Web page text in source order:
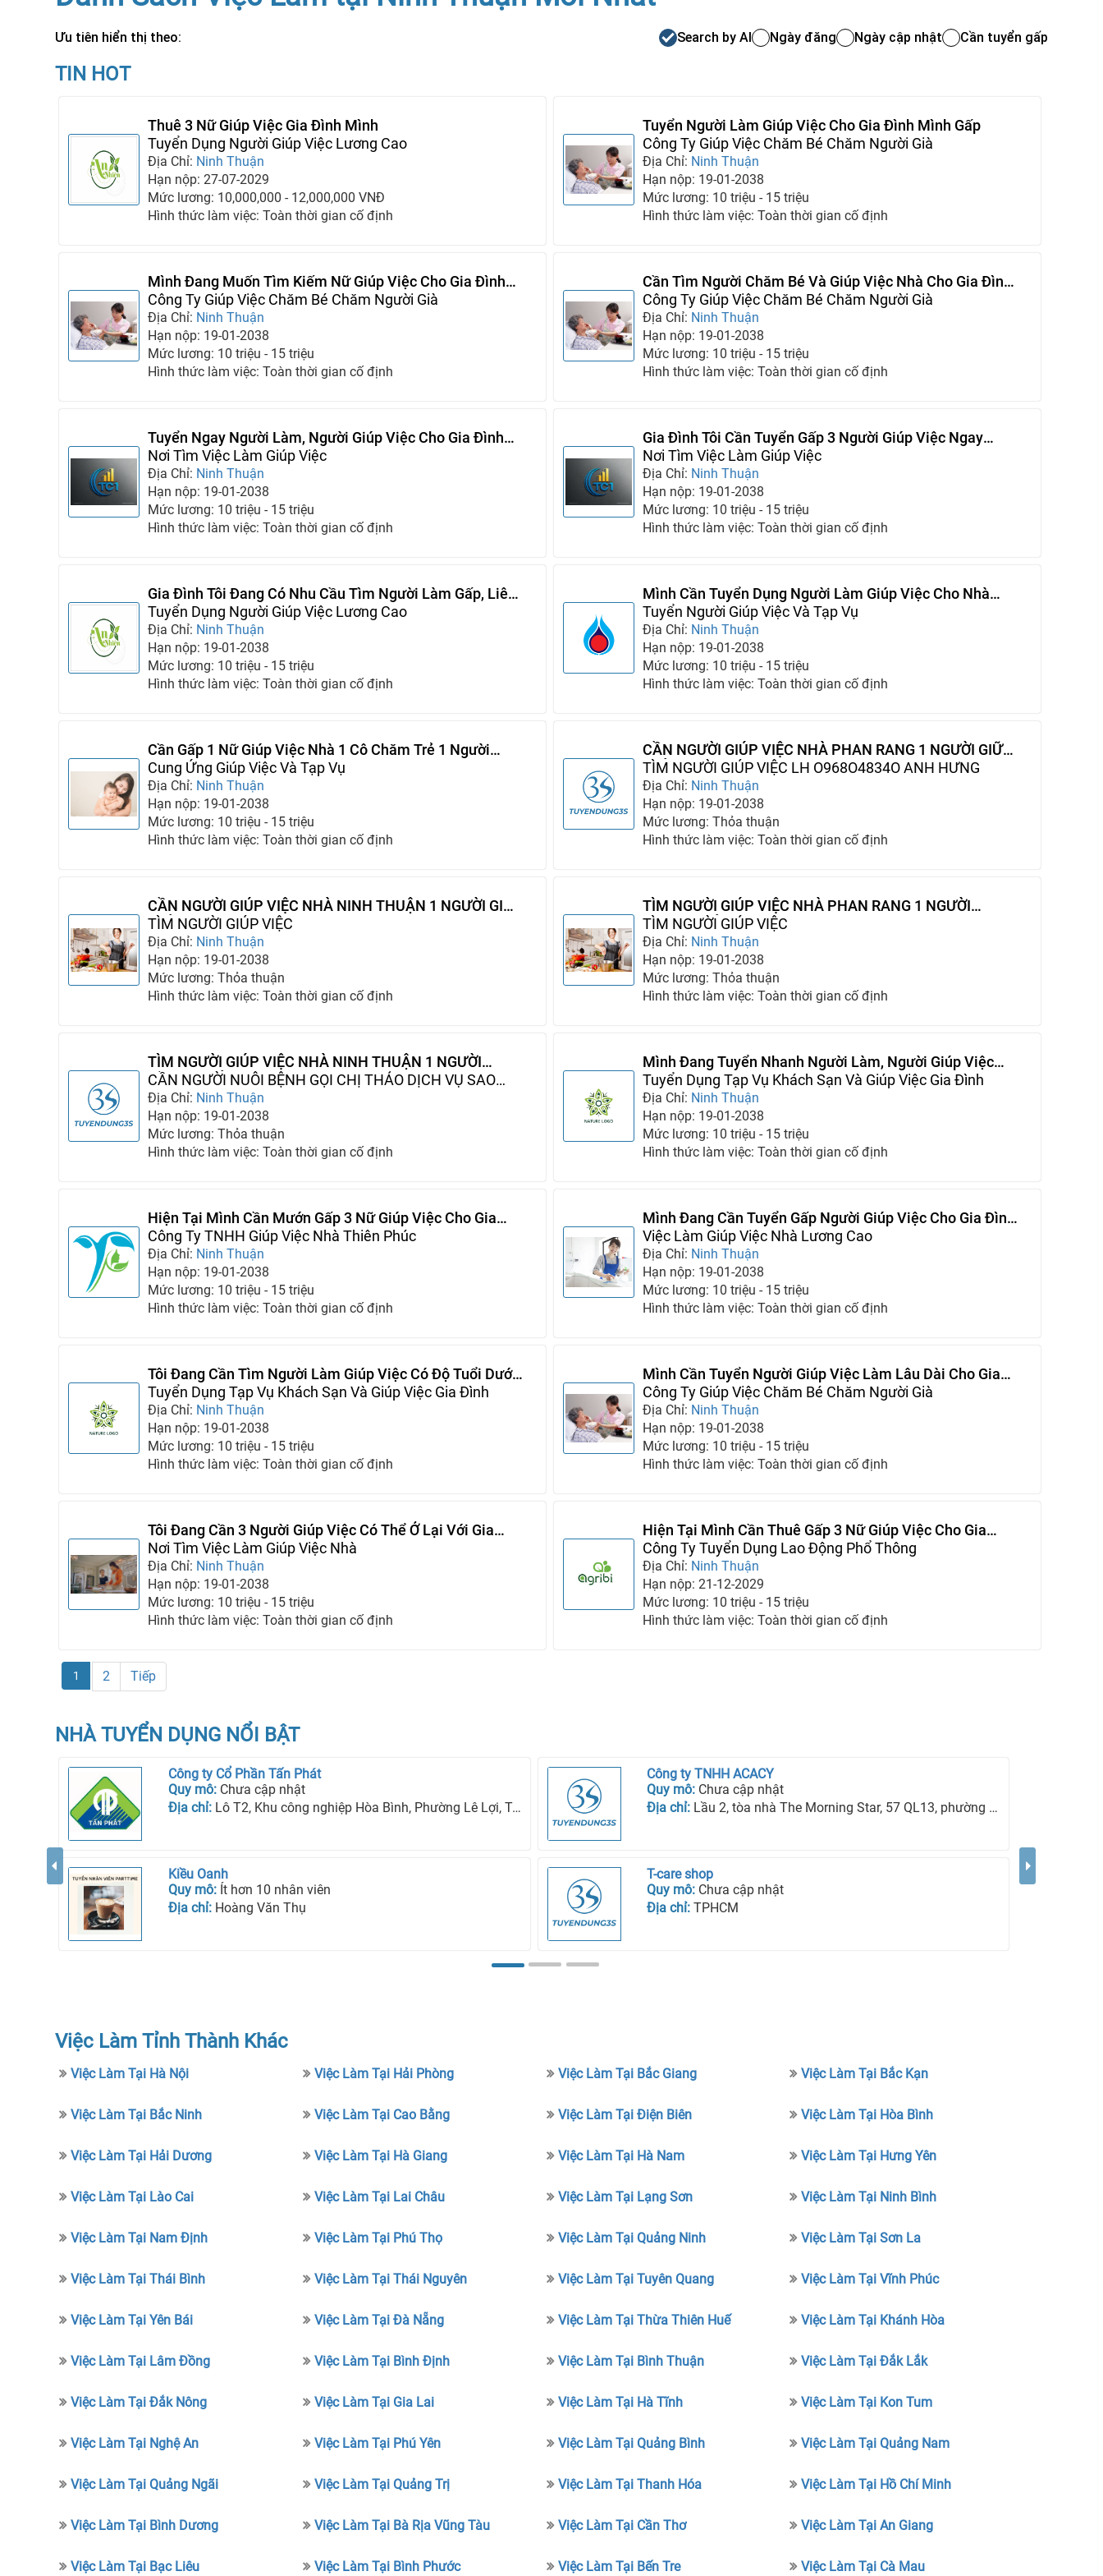
Ưu tiên hiển thị theo: Search by AI Ngày đăng Ngày cập nhật Cần tuyển gấp
TIN HOT
Thuê 3 Nữ Giúp Việc Gia Đình Mình
Tuyển Dụng Người Giúp Việc Lương Cao
Địa Chỉ: Ninh Thuận
Hạn nộp: 27-07-2029
Mức lương: 10,000,000 - 12,000,000 VNĐ
Hình thức làm việc: Toàn thời gian cố định
Tuyển Người Làm Giúp Việc Cho Gia Đình Mình Gấp
Công Ty Giúp Việc Chăm Bé Chăm Người Già
Địa Chỉ: Ninh Thuận
Hạn nộp: 19-01-2038
Mức lương: 10 triệu - 15 triệu
Hình thức làm việc: Toàn thời gian cố định
Mình Đang Muốn Tìm Kiếm Nữ Giúp Việc Cho Gia Đình
Nhà Mình
Công Ty Giúp Việc Chăm Bé Chăm Người Già
Địa Chỉ: Ninh Thuận
Hạn nộp: 19-01-2038
Mức lương: 10 triệu - 15 triệu
Hình thức làm việc: Toàn thời gian cố định
Cần Tìm Người Chăm Bé Và Giúp Việc Nhà Cho Gia Đình
Mình
Công Ty Giúp Việc Chăm Bé Chăm Người Già
Địa Chỉ: Ninh Thuận
Hạn nộp: 19-01-2038
Mức lương: 10 triệu - 15 triệu
Hình thức làm việc: Toàn thời gian cố định
Tuyển Ngay Người Làm, Người Giúp Việc Cho Gia Đình
Của Chúng Tôi
Nơi Tìm Việc Làm Giúp Việc
Địa Chỉ: Ninh Thuận
Hạn nộp: 19-01-2038
Mức lương: 10 triệu - 15 triệu
Hình thức làm việc: Toàn thời gian cố định
Gia Đình Tôi Cần Tuyển Gấp 3 Người Giúp Việc Ngay
Trong Tháng Này
Nơi Tìm Việc Làm Giúp Việc
Địa Chỉ: Ninh Thuận
Hạn nộp: 19-01-2038
Mức lương: 10 triệu - 15 triệu
Hình thức làm việc: Toàn thời gian cố định
Gia Đình Tôi Đang Có Nhu Cầu Tìm Người Làm Gấp, Liên
Hệ Ngay
Tuyển Dụng Người Giúp Việc Lương Cao
Địa Chỉ: Ninh Thuận
Hạn nộp: 19-01-2038
Mức lương: 10 triệu - 15 triệu
Hình thức làm việc: Toàn thời gian cố định
Mình Cần Tuyển Dụng Người Làm Giúp Việc Cho Nhà
Mình
Tuyển Người Giúp Việc Và Tạp Vụ
Địa Chỉ: Ninh Thuận
Hạn nộp: 19-01-2038
Mức lương: 10 triệu - 15 triệu
Hình thức làm việc: Toàn thời gian cố định
Cần Gấp 1 Nữ Giúp Việc Nhà 1 Cô Chăm Trẻ 1 Người
Chăm Sóc Bà Cụ
Cung Ứng Giúp Việc Và Tạp Vụ
Địa Chỉ: Ninh Thuận
Hạn nộp: 19-01-2038
Mức lương: 10 triệu - 15 triệu
Hình thức làm việc: Toàn thời gian cố định
CẦN NGƯỜI GIÚP VIỆC NHÀ PHAN RANG 1 NGƯỜI GIỮ
TRẺ 1 NGƯỜI CHĂM BÀ
TÌM NGƯỜI GIÚP VIỆC LH O968O4834O ANH HƯNG
Địa Chỉ: Ninh Thuận
Hạn nộp: 19-01-2038
Mức lương: Thỏa thuận
Hình thức làm việc: Toàn thời gian cố định
CẦN NGƯỜI GIÚP VIỆC NHÀ NINH THUẬN 1 NGƯỜI GIỮ
TRẺ 1 NGƯỜI CHĂM BÀ
TÌM NGƯỜI GIÚP VIỆC
Địa Chỉ: Ninh Thuận
Hạn nộp: 19-01-2038
Mức lương: Thỏa thuận
Hình thức làm việc: Toàn thời gian cố định
TÌM NGƯỜI GIÚP VIỆC NHÀ PHAN RANG 1 NGƯỜI
TRÔNG TRẺ 1 NGƯỜI CHĂM BÀ
TÌM NGƯỜI GIÚP VIỆC
Địa Chỉ: Ninh Thuận
Hạn nộp: 19-01-2038
Mức lương: Thỏa thuận
Hình thức làm việc: Toàn thời gian cố định
TÌM NGƯỜI GIÚP VIỆC NHÀ NINH THUẬN 1 NGƯỜI
TRÔNG TRẺ 1 NGƯỜI CHĂM BÀ
CẦN NGƯỜI NUÔI BỆNH GỌI CHỊ THẢO DỊCH VỤ SAO
MAI LÀ CÓ NGƯỜI SAU 1 PHÚT
Địa Chỉ: Ninh Thuận
Hạn nộp: 19-01-2038
Mức lương: Thỏa thuận
Hình thức làm việc: Toàn thời gian cố định
Mình Đang Tuyển Nhanh Người Làm, Người Giúp Việc
Cho Gia Đình
Tuyển Dụng Tạp Vụ Khách Sạn Và Giúp Việc Gia Đình
Địa Chỉ: Ninh Thuận
Hạn nộp: 19-01-2038
Mức lương: 10 triệu - 15 triệu
Hình thức làm việc: Toàn thời gian cố định
Hiện Tại Mình Cần Mướn Gấp 3 Nữ Giúp Việc Cho Gia
Đình
Công Ty TNHH Giúp Việc Nhà Thiên Phúc
Địa Chỉ: Ninh Thuận
Hạn nộp: 19-01-2038
Mức lương: 10 triệu - 15 triệu
Hình thức làm việc: Toàn thời gian cố định
Mình Đang Cần Tuyển Gấp Người Giúp Việc Cho Gia Đình
Nhà Mình Ngay
Việc Làm Giúp Việc Nhà Lương Cao
Địa Chỉ: Ninh Thuận
Hạn nộp: 19-01-2038
Mức lương: 10 triệu - 15 triệu
Hình thức làm việc: Toàn thời gian cố định
Tôi Đang Cần Tìm Người Làm Giúp Việc Có Độ Tuổi Dưới
65 Gấp Cho Gia Đình Tôi
Tuyển Dụng Tạp Vụ Khách Sạn Và Giúp Việc Gia Đình
Địa Chỉ: Ninh Thuận
Hạn nộp: 19-01-2038
Mức lương: 10 triệu - 15 triệu
Hình thức làm việc: Toàn thời gian cố định
Mình Cần Tuyển Người Giúp Việc Làm Lâu Dài Cho Gia
Đình Mình
Công Ty Giúp Việc Chăm Bé Chăm Người Già
Địa Chỉ: Ninh Thuận
Hạn nộp: 19-01-2038
Mức lương: 10 triệu - 15 triệu
Hình thức làm việc: Toàn thời gian cố định
Tôi Đang Cần 3 Người Giúp Việc Có Thể Ở Lại Với Gia
Đình Luôn
Nơi Tìm Việc Làm Giúp Việc Nhà
Địa Chỉ: Ninh Thuận
Hạn nộp: 19-01-2038
Mức lương: 10 triệu - 15 triệu
Hình thức làm việc: Toàn thời gian cố định
Hiện Tại Mình Cần Thuê Gấp 3 Nữ Giúp Việc Cho Gia
Đình
Công Ty Tuyển Dụng Lao Động Phổ Thông
Địa Chỉ: Ninh Thuận
Hạn nộp: 21-12-2029
Mức lương: 10 triệu - 15 triệu
Hình thức làm việc: Toàn thời gian cố định
1 2 Tiếp
NHÀ TUYỂN DỤNG NỔI BẬT
Công ty Cổ Phần Tấn Phát
Quy mô: Chưa cập nhật
Địa chỉ: Lô T2, Khu công nghiệp Hòa Bình, Phường Lê Lợi, Tp Kon Tum, Tỉnh Kon Tum
Công ty TNHH ACACY
Quy mô: Chưa cập nhật
Địa chỉ: Lầu 2, tòa nhà The Morning Star, 57 QL13, phường 26, quận Bình Thạnh, TP Hồ Chí Minh.
Kiều Oanh
Quy mô: Ít hơn 10 nhân viên
Địa chỉ: Hoàng Văn Thụ
T-care shop
Quy mô: Chưa cập nhật
Địa chỉ: TPHCM
Việc Làm Tỉnh Thành Khác
Việc Làm Tại Hà Nội Việc Làm Tại Hải Phòng Việc Làm Tại Bắc Giang Việc Làm Tại Bắc Kạn
Việc Làm Tại Bắc Ninh Việc Làm Tại Cao Bằng Việc Làm Tại Điện Biên Việc Làm Tại Hòa Bình
Việc Làm Tại Hải Dương Việc Làm Tại Hà Giang Việc Làm Tại Hà Nam Việc Làm Tại Hưng Yên
Việc Làm Tại Lào Cai Việc Làm Tại Lai Châu Việc Làm Tại Lạng Sơn Việc Làm Tại Ninh Bình
Việc Làm Tại Nam Định Việc Làm Tại Phú Thọ Việc Làm Tại Quảng Ninh Việc Làm Tại Sơn La
Việc Làm Tại Thái Bình Việc Làm Tại Thái Nguyên Việc Làm Tại Tuyên Quang Việc Làm Tại Vĩnh Phúc
Việc Làm Tại Yên Bái Việc Làm Tại Đà Nẵng Việc Làm Tại Thừa Thiên Huế Việc Làm Tại Khánh Hòa
Việc Làm Tại Lâm Đồng Việc Làm Tại Bình Định Việc Làm Tại Bình Thuận Việc Làm Tại Đắk Lắk
Việc Làm Tại Đắk Nông Việc Làm Tại Gia Lai Việc Làm Tại Hà Tĩnh Việc Làm Tại Kon Tum
Việc Làm Tại Nghệ An Việc Làm Tại Phú Yên Việc Làm Tại Quảng Bình Việc Làm Tại Quảng Nam
Việc Làm Tại Quảng Ngãi Việc Làm Tại Quảng Trị Việc Làm Tại Thanh Hóa Việc Làm Tại Hồ Chí Minh
Việc Làm Tại Bình Dương Việc Làm Tại Bà Rịa Vũng Tàu Việc Làm Tại Cần Thơ Việc Làm Tại An Giang
Việc Làm Tại Bạc Liêu Việc Làm Tại Bình Phước Việc Làm Tại Bến Tre Việc Làm Tại Cà Mau